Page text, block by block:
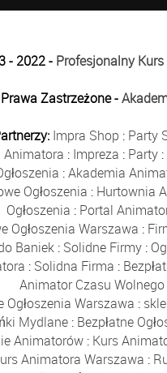
- 2022 - Profesjonalny
Zastrzeżone -
Impra Shop : Party
Animatora : Impreza : Party :
:Akademia
Ogłoszenia : Hurtownia
Ogłoszenia : Portal
Ogłoszenia Warszawa :
Baniek: Solidne Firmy:
: Solidna Firma :
Animator Czasu Wolnego
Ogłoszenia Warszawa :
Mydlane: Bezpłatne
Animatorów: Kurs
Animatora Warszawa :